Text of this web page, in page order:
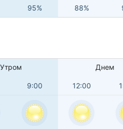
95% 88%
Утром Днем
9:00 12:00